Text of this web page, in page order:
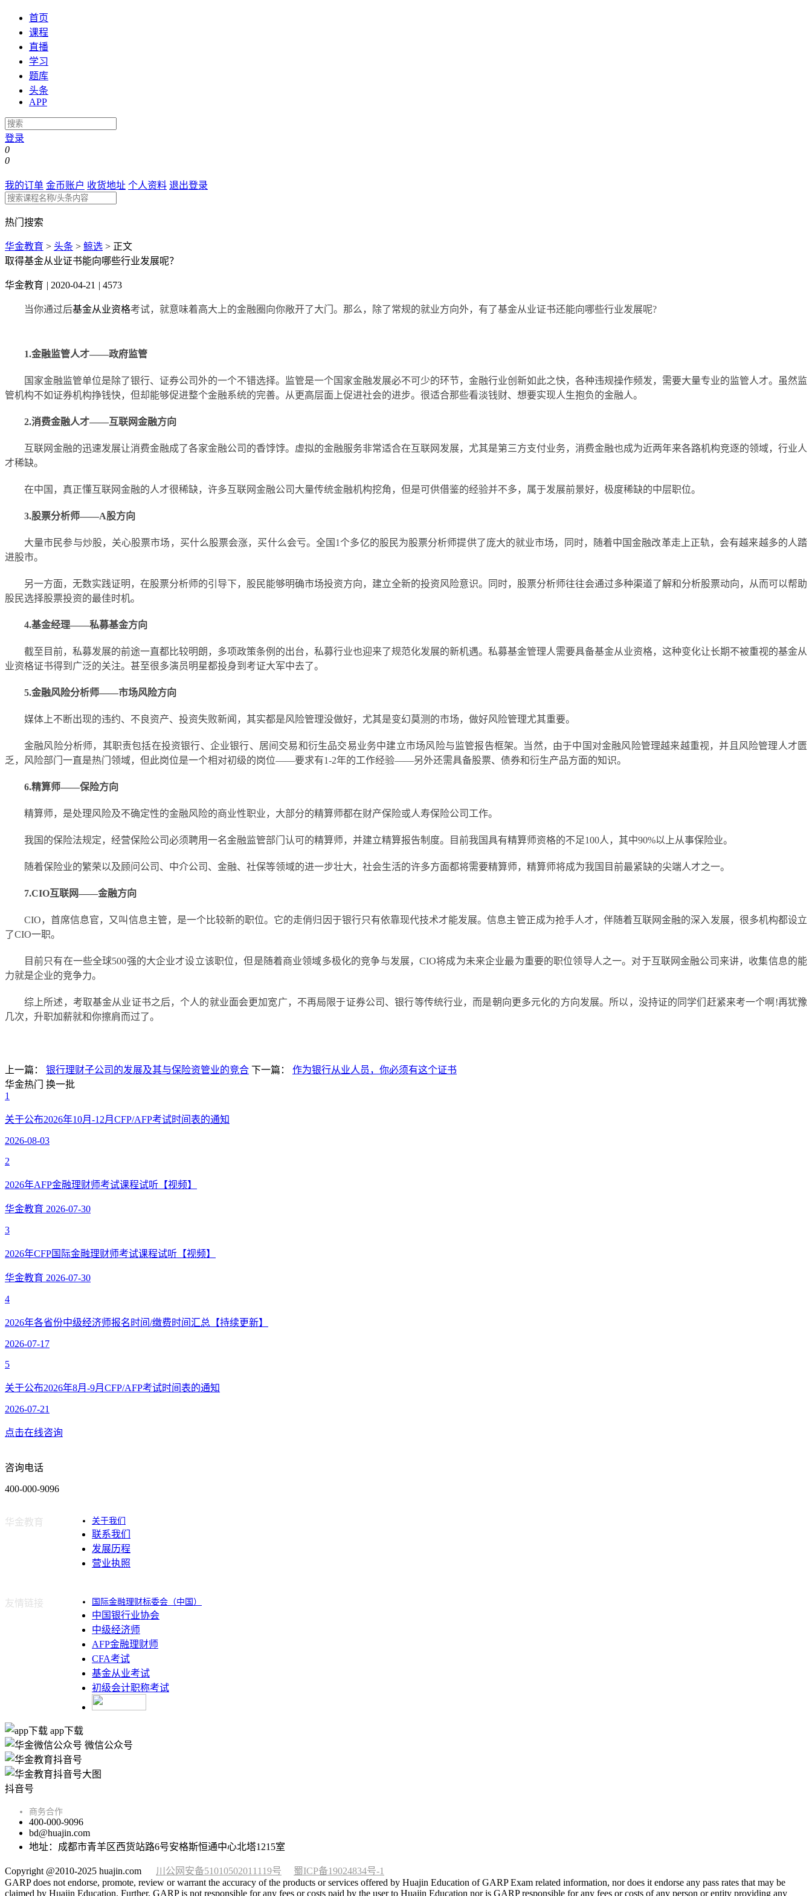
首页
课程
直播
学习
题库
头条
APP
登录
0
0
我的订单 金币账户 收货地址 个人资料 退出登录
热门搜索
华金教育 > 头条 > 鲸选 > 正文
取得基金从业证书能向哪些行业发展呢？
华金教育 | 2020-04-21 | 4573
当你通过后基金从业资格考试，就意味着高大上的金融圈向你敞开了大门。那么，除了常规的就业方向外，有了基金从业证书还能向哪些行业发展呢?
1.金融监管人才——政府监管
国家金融监管单位是除了银行、证券公司外的一个不错选择。监管是一个国家金融发展必不可少的环节，金融行业创新如此之快，各种违规操作频发，需要大量专业的监管人才。虽然监
管机构不如证券机构挣钱快，但却能够促进整个金融系统的完善。从更高层面上促进社会的进步。很适合那些看淡钱财、想要实现人生抱负的金融人。
2.消费金融人才——互联网金融方向
互联网金融的迅速发展让消费金融成了各家金融公司的香饽饽。虚拟的金融服务非常适合在互联网发展，尤其是第三方支付业务，消费金融也成为近两年来各路机构竞逐的领域，行业人
才稀缺。
在中国，真正懂互联网金融的人才很稀缺，许多互联网金融公司大量传统金融机构挖角，但是可供借鉴的经验并不多，属于发展前景好，极度稀缺的中层职位。
3.股票分析师——A股方向
大量市民参与炒股，关心股票市场，买什么股票会涨，买什么会亏。全国1个多亿的股民为股票分析师提供了庞大的就业市场，同时，随着中国金融改革走上正轨，会有越来越多的人踏
进股市。
另一方面，无数实践证明，在股票分析师的引导下，股民能够明确市场投资方向，建立全新的投资风险意识。同时，股票分析师往往会通过多种渠道了解和分析股票动向，从而可以帮助
股民选择股票投资的最佳时机。
4.基金经理——私募基金方向
截至目前，私募发展的前途一直都比较明朗，多项政策条例的出台，私募行业也迎来了规范化发展的新机遇。私募基金管理人需要具备基金从业资格，这种变化让长期不被重视的基金从
业资格证书得到广泛的关注。甚至很多演员明星都投身到考证大军中去了。
5.金融风险分析师——市场风险方向
媒体上不断出现的违约、不良资产、投资失败新闻，其实都是风险管理没做好，尤其是变幻莫测的市场，做好风险管理尤其重要。
金融风险分析师，其职责包括在投资银行、企业银行、居间交易和衍生品交易业务中建立市场风险与监管报告框架。当然，由于中国对金融风险管理越来越重视，并且风险管理人才匮
乏，风险部门一直是热门领域，但此岗位是一个相对初级的岗位——要求有1-2年的工作经验——另外还需具备股票、债券和衍生产品方面的知识。
6.精算师——保险方向
精算师，是处理风险及不确定性的金融风险的商业性职业，大部分的精算师都在财产保险或人寿保险公司工作。
我国的保险法规定，经营保险公司必须聘用一名金融监管部门认可的精算师，并建立精算报告制度。目前我国具有精算师资格的不足100人，其中90%以上从事保险业。
随着保险业的繁荣以及顾问公司、中介公司、金融、社保等领域的进一步壮大，社会生活的许多方面都将需要精算师，精算师将成为我国目前最紧缺的尖端人才之一。
7.CIO互联网——金融方向
CIO，首席信息官，又叫信息主管，是一个比较新的职位。它的走俏归因于银行只有依靠现代技术才能发展。信息主管正成为抢手人才，伴随着互联网金融的深入发展，很多机构都设立
了CIO一职。
目前只有在一些全球500强的大企业才设立该职位，但是随着商业领域多极化的竞争与发展，CIO将成为未来企业最为重要的职位领导人之一。对于互联网金融公司来讲，收集信息的能
力就是企业的竞争力。
综上所述，考取基金从业证书之后，个人的就业面会更加宽广，不再局限于证券公司、银行等传统行业，而是朝向更多元化的方向发展。所以，没持证的同学们赶紧来考一个啊!再犹豫
几次，升职加薪就和你擦肩而过了。
上一篇： 银行理财子公司的发展及其与保险资管业的竞合 下一篇： 作为银行从业人员，你必须有这个证书
华金热门
换一批
1
关于公布2026年10月-12月CFP/AFP考试时间表的通知
2026-08-03
2
2026年AFP金融理财师考试课程试听【视频】
华金教育 2026-07-30
3
2026年CFP国际金融理财师考试课程试听【视频】
华金教育 2026-07-30
4
2026年各省份中级经济师报名时间/缴费时间汇总【持续更新】
2026-07-17
5
关于公布2026年8月-9月CFP/AFP考试时间表的通知
2026-07-21
点击在线咨询
咨询电话
400-000-9096
华金教育 关于我们
联系我们
发展历程
营业执照
友情链接 国际金融理财标委会（中国）
中国银行业协会
中级经济师
AFP金融理财师
CFA考试
基金从业考试
初级会计职称考试
app下载
微信公众号
抖音号
商务合作
400-000-9096
bd@huajin.com
地址：成都市青羊区西货站路6号安格斯恒通中心北塔1215室
Copyright @2010-2025 huajin.com 川公网安备51010502011119号
蜀ICP备19024834号-1
GARP does not endorse, promote, review or warrant the accuracy of the products or services offered by Huajin Education of GARP Exam related information, nor does it endorse any pass rates that may be
claimed by Huajin Education. Further, GARP is not responsible for any fees or costs paid by the user to Huajin Education nor is GARP responsible for any fees or costs of any person or entity providing any